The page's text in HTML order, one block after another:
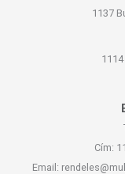
1137
Cím:
Email: